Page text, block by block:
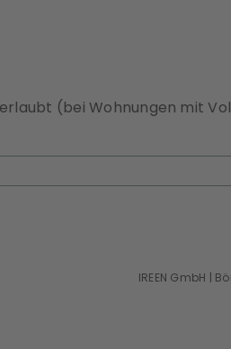
(bei Wohnungen mit
IREEN GmbH |